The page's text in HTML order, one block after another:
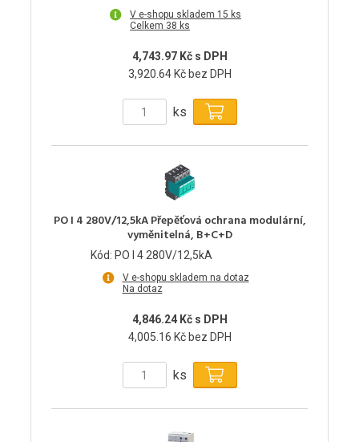
V e-shopu skladem 15 ks
Celkem 38 ks
4,743.97 Kč s DPH
3,920.64 Kč bez DPH
ks
PO I 4 280V/12,5kA Přepěťová ochrana modulární,
vyměnitelná, B+C+D
Kód: PO I 4 280V/12,5kA
V e-shopu skladem na dotaz
Na dotaz
4,846.24 Kč s DPH
4,005.16 Kč bez DPH
ks